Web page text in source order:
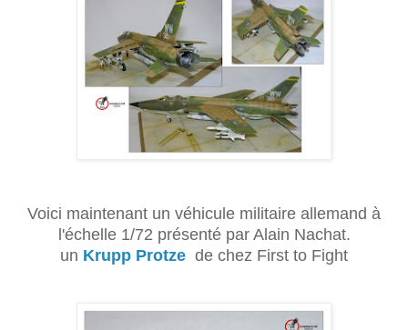
Voici maintenant un véhicule militaire allemand à
l'échelle 1/72 présenté par Alain Nachat.
un Krupp Protze de chez First to Fight